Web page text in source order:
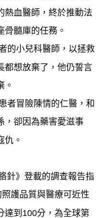
熱血醫師，終於推動法
骨髓庫的任務。
的小兒科醫師，以拯救
都想放棄了，他仍誓言
。
者冒險陳情的仁醫，和
，卻因為藥害愛滋事
針》登載的調查報告指
護品質與醫療可近性
達到100分，為全球第